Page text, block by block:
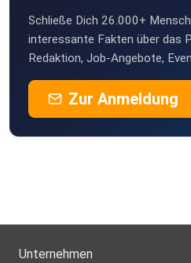
Schließe Dich 26.000+
interessante Fakten über das
Redaktion, Job-Angebote,
Zur Anmeldung
Unternehmen